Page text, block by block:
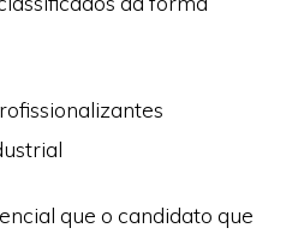
que o candidato que